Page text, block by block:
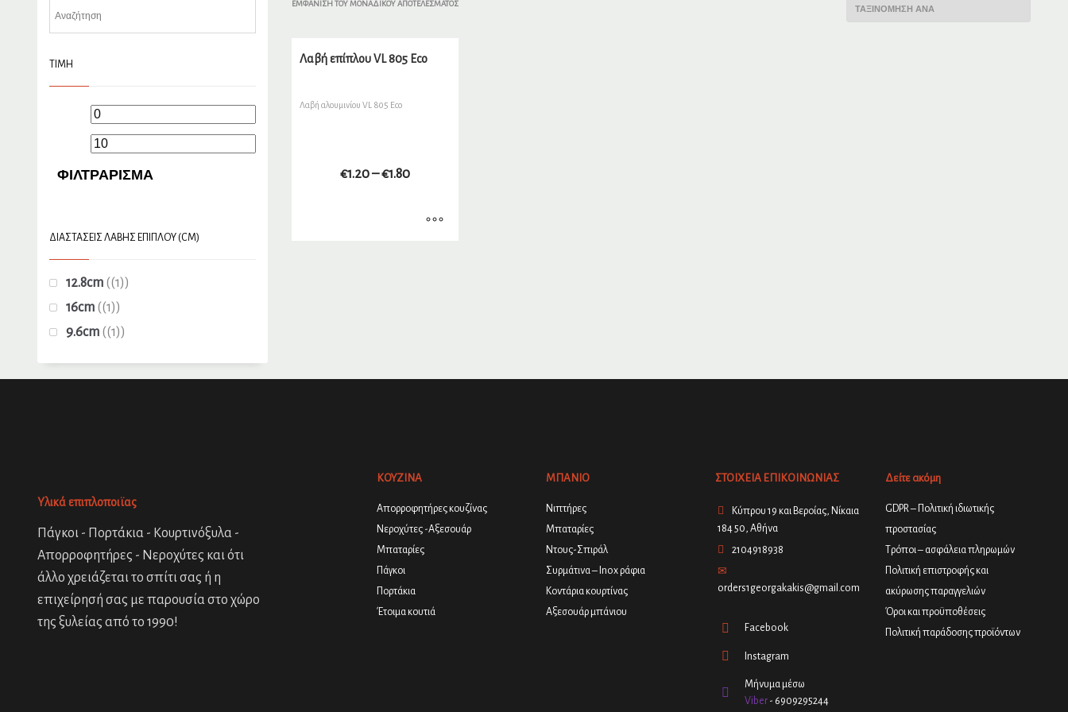
ΕΜΦΆΝΙΣΗ ΤΟΥ ΜΟΝΑΔΙΚΟΎ ΑΠΟΤΕΛΈΣΜΑΤΟΣ
Λαβή επίπλου VL 805 Eco
Λαβή αλουμινίου VL 805 Eco
€1.20–€1.80
ΤΙΜΉ
Ελάχιστη
τιμή
ΦΙΛΤΡΆΡΙΣΜΑ
ΔΙΑΣΤΆΣΕΙΣ ΛΑΒΉΣ ΕΠΊΠΛΟΥ (CM)
12.8cm (1)
16cm (1)
9.6cm (1)
Υλικά επιπλοποιϊας
Πάγκοι - Πορτάκια - Κουρτινόξυλα -
Απορροφητήρες - Νεροχύτες και ότι
άλλο χρειάζεται το σπίτι σας ή η
επιχείρησή σας με παρουσία στο χώρο
της ξυλείας από το 1990!
ΚΟΥΖΙΝΑ
Απορροφητήρες κουζίνας
Νεροχύτες -Αξεσουάρ
Μπαταρίες
Πάγκοι
Πορτάκια
Έτοιμα κουτιά
ΜΠΑΝΙΟ
Νιπτήρες
Μπαταρίες
Ντους-Σπιράλ
Συρμάτινα – Inox ράφια
Κοντάρια κουρτίνας
Αξεσουάρ μπάνιου
ΣΤΟΙΧΕΙΑ ΕΠΙΚΟΙΝΩΝΙΑΣ
Κύπρου 19 και Βεροίας, Νίκαια
184 50, Αθήνα
2104918938
orders1georgakakis@gmail.com
Facebook
Instagram
Μήνυμα μέσω
Viber - 6909295244
Δείτε ακόμη
GDPR – Πολιτική ιδιωτικής
προστασίας
Τρόποι – ασφάλεια πληρωμών
Πολιτική επιστροφής και
ακύρωσης παραγγελιών
Όροι και προϋποθέσεις
Πολιτική παράδοσης προϊόντων